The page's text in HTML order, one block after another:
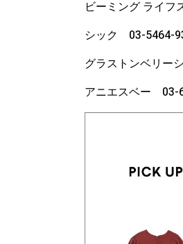
ビーミング ライ
シック 03-5464-
グラストンベリー
アニエスベー 03-